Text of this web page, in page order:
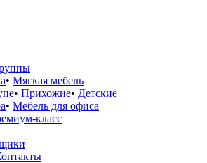
• Мягкая мебель
• Прихожие• Детские
• Мебель для офиса
класс